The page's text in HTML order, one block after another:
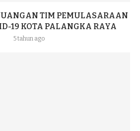
TIM PEMULASARAAN
19 KOTA PALANGKA RAYA
5 tahun ago